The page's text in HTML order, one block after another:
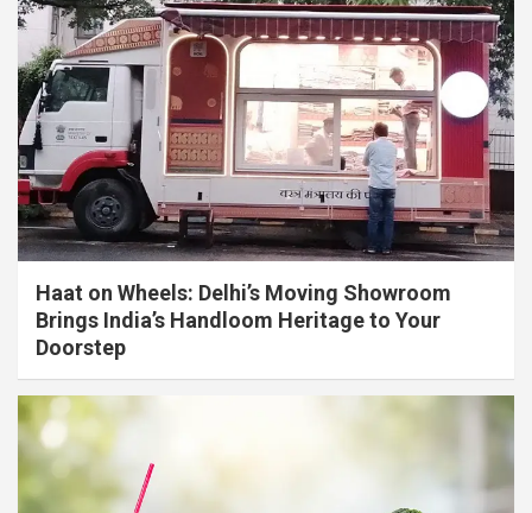
Haat on Wheels: Delhi’s Moving Showroom
Brings India’s Handloom Heritage to Your
Doorstep